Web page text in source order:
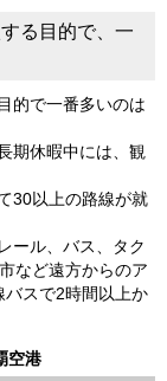
る目的で、一
的で一番多いのは
期休暇中には、観
30以上の路線が就
ール、バス、タク
など遠方からのア
バスで2時間以上か
空港